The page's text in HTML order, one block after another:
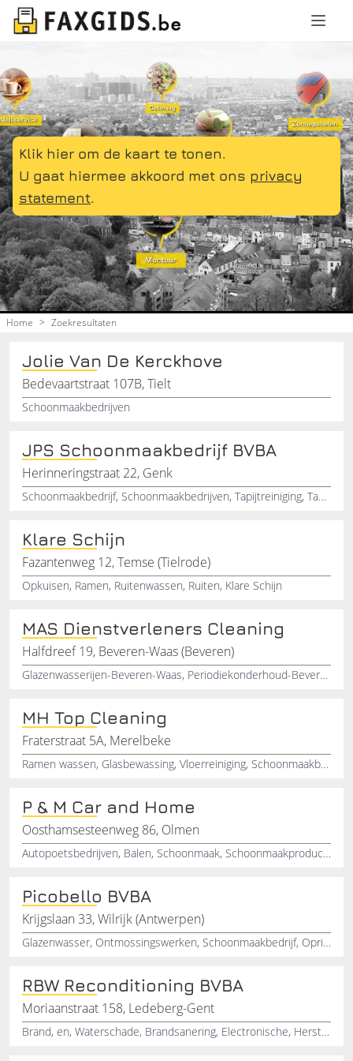
Klik hier om de kaart te tonen.
U gaat hiermee akkoord met ons privacy
statement.
Home > Zoekresultaten
Jolie Van De Kerckhove
Bedevaartstraat 107B, Tielt
Schoonmaakbedrijven
JPS Schoonmaakbedrijf BVBA
Herinneringstraat 22, Genk
Schoonmaakbedrijf, Schoonmaakbedrijven, Tapijtreiniging, Tapijtreinigers, Gent
Klare Schijn
Fazantenweg 12, Temse (Tielrode)
Opkuisen, Ramen, Ruitenwassen, Ruiten, Klare Schijn
MAS Dienstverleners Cleaning
Halfdreef 19, Beveren-Waas (Beveren)
Glazenwasserijen-Beveren-Waas, Periodiekonderhoud-Beveren-Waas, Kantooropruiming-Beveren-Waas, Dienstverlening-Beveren-Waas, Opkuis-Beveren-Waas, Dagelijksonderhoud-Beveren-Waas, Machine-Opkuis-Beveren-Waas, Machinaal-Vloeren-Boenen-Beveren-Waas, Schoonmaakonderhoud-Beveren-Waas, Vloerenonderhoud-Beveren-Waas
MH Top Cleaning
Fraterstraat 5A, Merelbeke
Ramen wassen, Glasbewassing, Vloerreiniging, Schoonmaakbedrijf, Poetsen, School, Kantoor , Fabrieken, Facilitaire dienstverlening
P & M Car and Home
Oosthamsesteenweg 86, Olmen
Autopoetsbedrijven, Balen, Schoonmaak, Schoonmaakproducten, Autopoetsen
Picobello BVBA
Krijgslaan 33, Wilrijk (Antwerpen)
Glazenwasser, Ontmossingswerken, Schoonmaakbedrijf, Opritten, Antwerpen
RBW Reconditioning BVBA
Moriaanstraat 158, Ledeberg-Gent
Brand, en, Waterschade, Brandsanering, Electronische, Herstellingen, RBW, Reconditioning, Ledeberg-Gent